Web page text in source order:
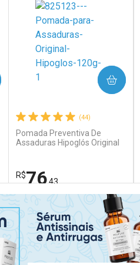
FECHAR
FECHAR
(44)
Pomada Preventiva De
Assaduras Hipoglós Original
R$76,43
COMPRAR
Laboratório
Por Menos